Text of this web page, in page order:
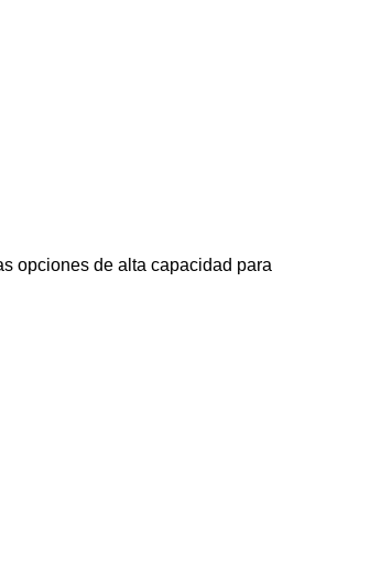
opciones de alta capacidad para